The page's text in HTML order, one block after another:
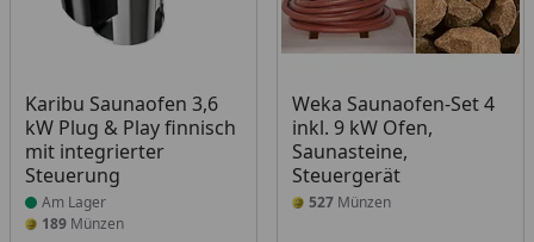
Karibu Saunaofen 3,6
kW Plug & Play finnisch
mit integrierter
Steuerung
Produkt am Lager
Am Lager
189 Münzen
Weka Saunaofen-Set 4
inkl. 9 kW Ofen,
Saunasteine,
Steuergerät
527Münzen